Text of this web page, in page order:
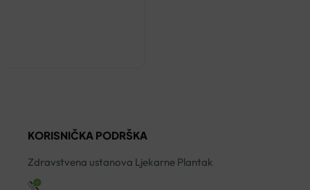
KORISNIČKA PODRŠKA
Zdravstvena ustanova Ljekarne Plantak